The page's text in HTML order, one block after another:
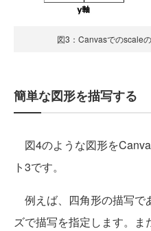
図3：Canvasでのscale
簡単な図形を描写する
図4のような図形を
ト3です。
例えば、四角形の描写で
ズで描写を指定します。